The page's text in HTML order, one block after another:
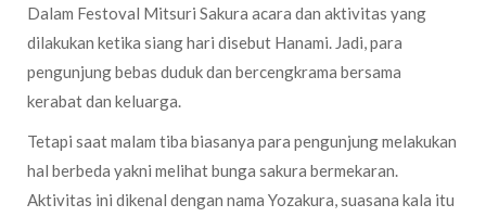
Dalam Festoval Mitsuri Sakura acara dan aktivitas yang
dilakukan ketika siang hari disebut Hanami. Jadi, para
pengunjung bebas duduk dan bercengkrama bersama
kerabat dan keluarga.
Tetapi saat malam tiba biasanya para pengunjung melakukan
hal berbeda yakni melihat bunga sakura bermekaran.
Aktivitas ini dikenal dengan nama Yozakura, suasana kala itu